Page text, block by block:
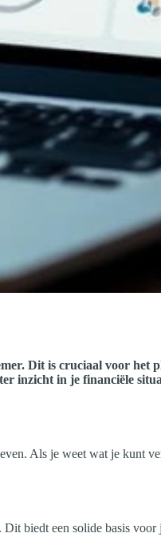
Dit is cruciaal voor het
inzicht in je financiële
Als je weet wat je kunt
biedt een solide basis